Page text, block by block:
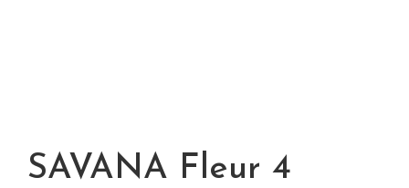
SAVANA Fleur 4